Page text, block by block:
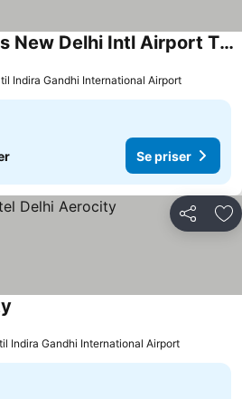
Holiday Inn Express New Delhi Intl Airport T3 By Ihg
til Indira Gandhi International Airport
Se priser
Del
Indira Gandhi International Airport